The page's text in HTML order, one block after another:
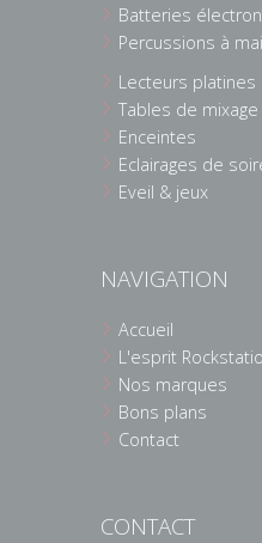
Batteries
Percussions à
Lecteurs platines
Tables de mixage
Enceintes
Eclairages de
Eveil & jeux
NAVIGATION
Accueil
L'esprit
Nos marques
Bons plans
Contact
CONTACT